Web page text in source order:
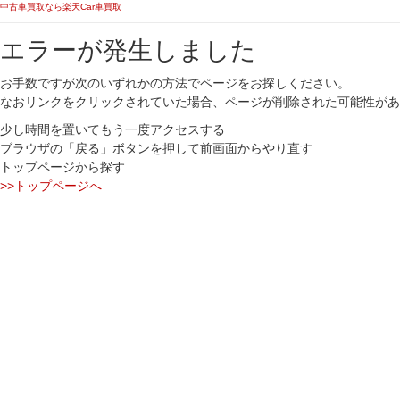
中古車買取なら楽天Car車買取
エラーが発生しました
お手数ですが次のいずれかの方法でページをお探しください。
なおリンクをクリックされていた場合、ページが削除された可能性が
少し時間を置いてもう一度アクセスする
ブラウザの「戻る」ボタンを押して前画面からやり直す
トップページから探す
>>トップページへ